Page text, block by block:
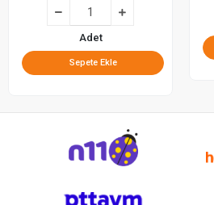
Adet
Sepete Ekle